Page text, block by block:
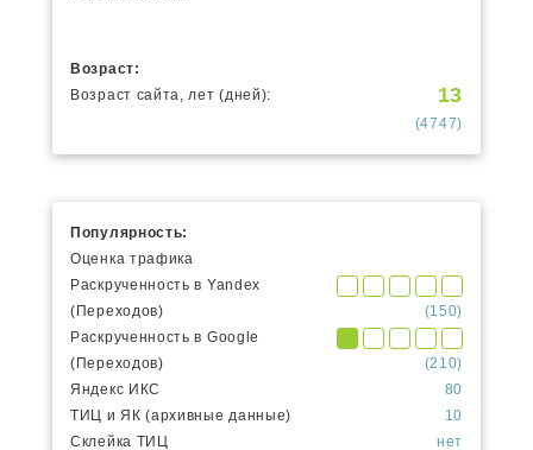
Возраст:
Возраст сайта, лет (дней):
13
(4747)
Популярность:
Оценка трафика
Раскрученность в Yandex
(Переходов)
(150)
Раскрученность в Google
(Переходов)
(210)
Яндекс ИКС
80
ТИЦ и ЯК (архивные данные)
10
Склейка ТИЦ
нет